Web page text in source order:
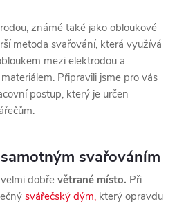
známé také jako obloukové
metoda svařování, která využívá
mezi elektrodou a
Připravili jsme pro vás
postup, který je určen
svařováním
dobře větrané místo. Při
svářečský dým, který opravdu